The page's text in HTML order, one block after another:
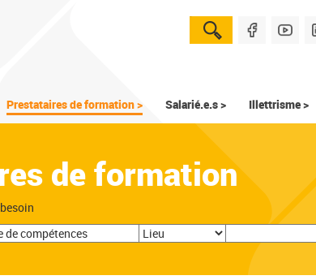
Prestataires de formation > Salarié.e.s > Illettrisme >
de formation